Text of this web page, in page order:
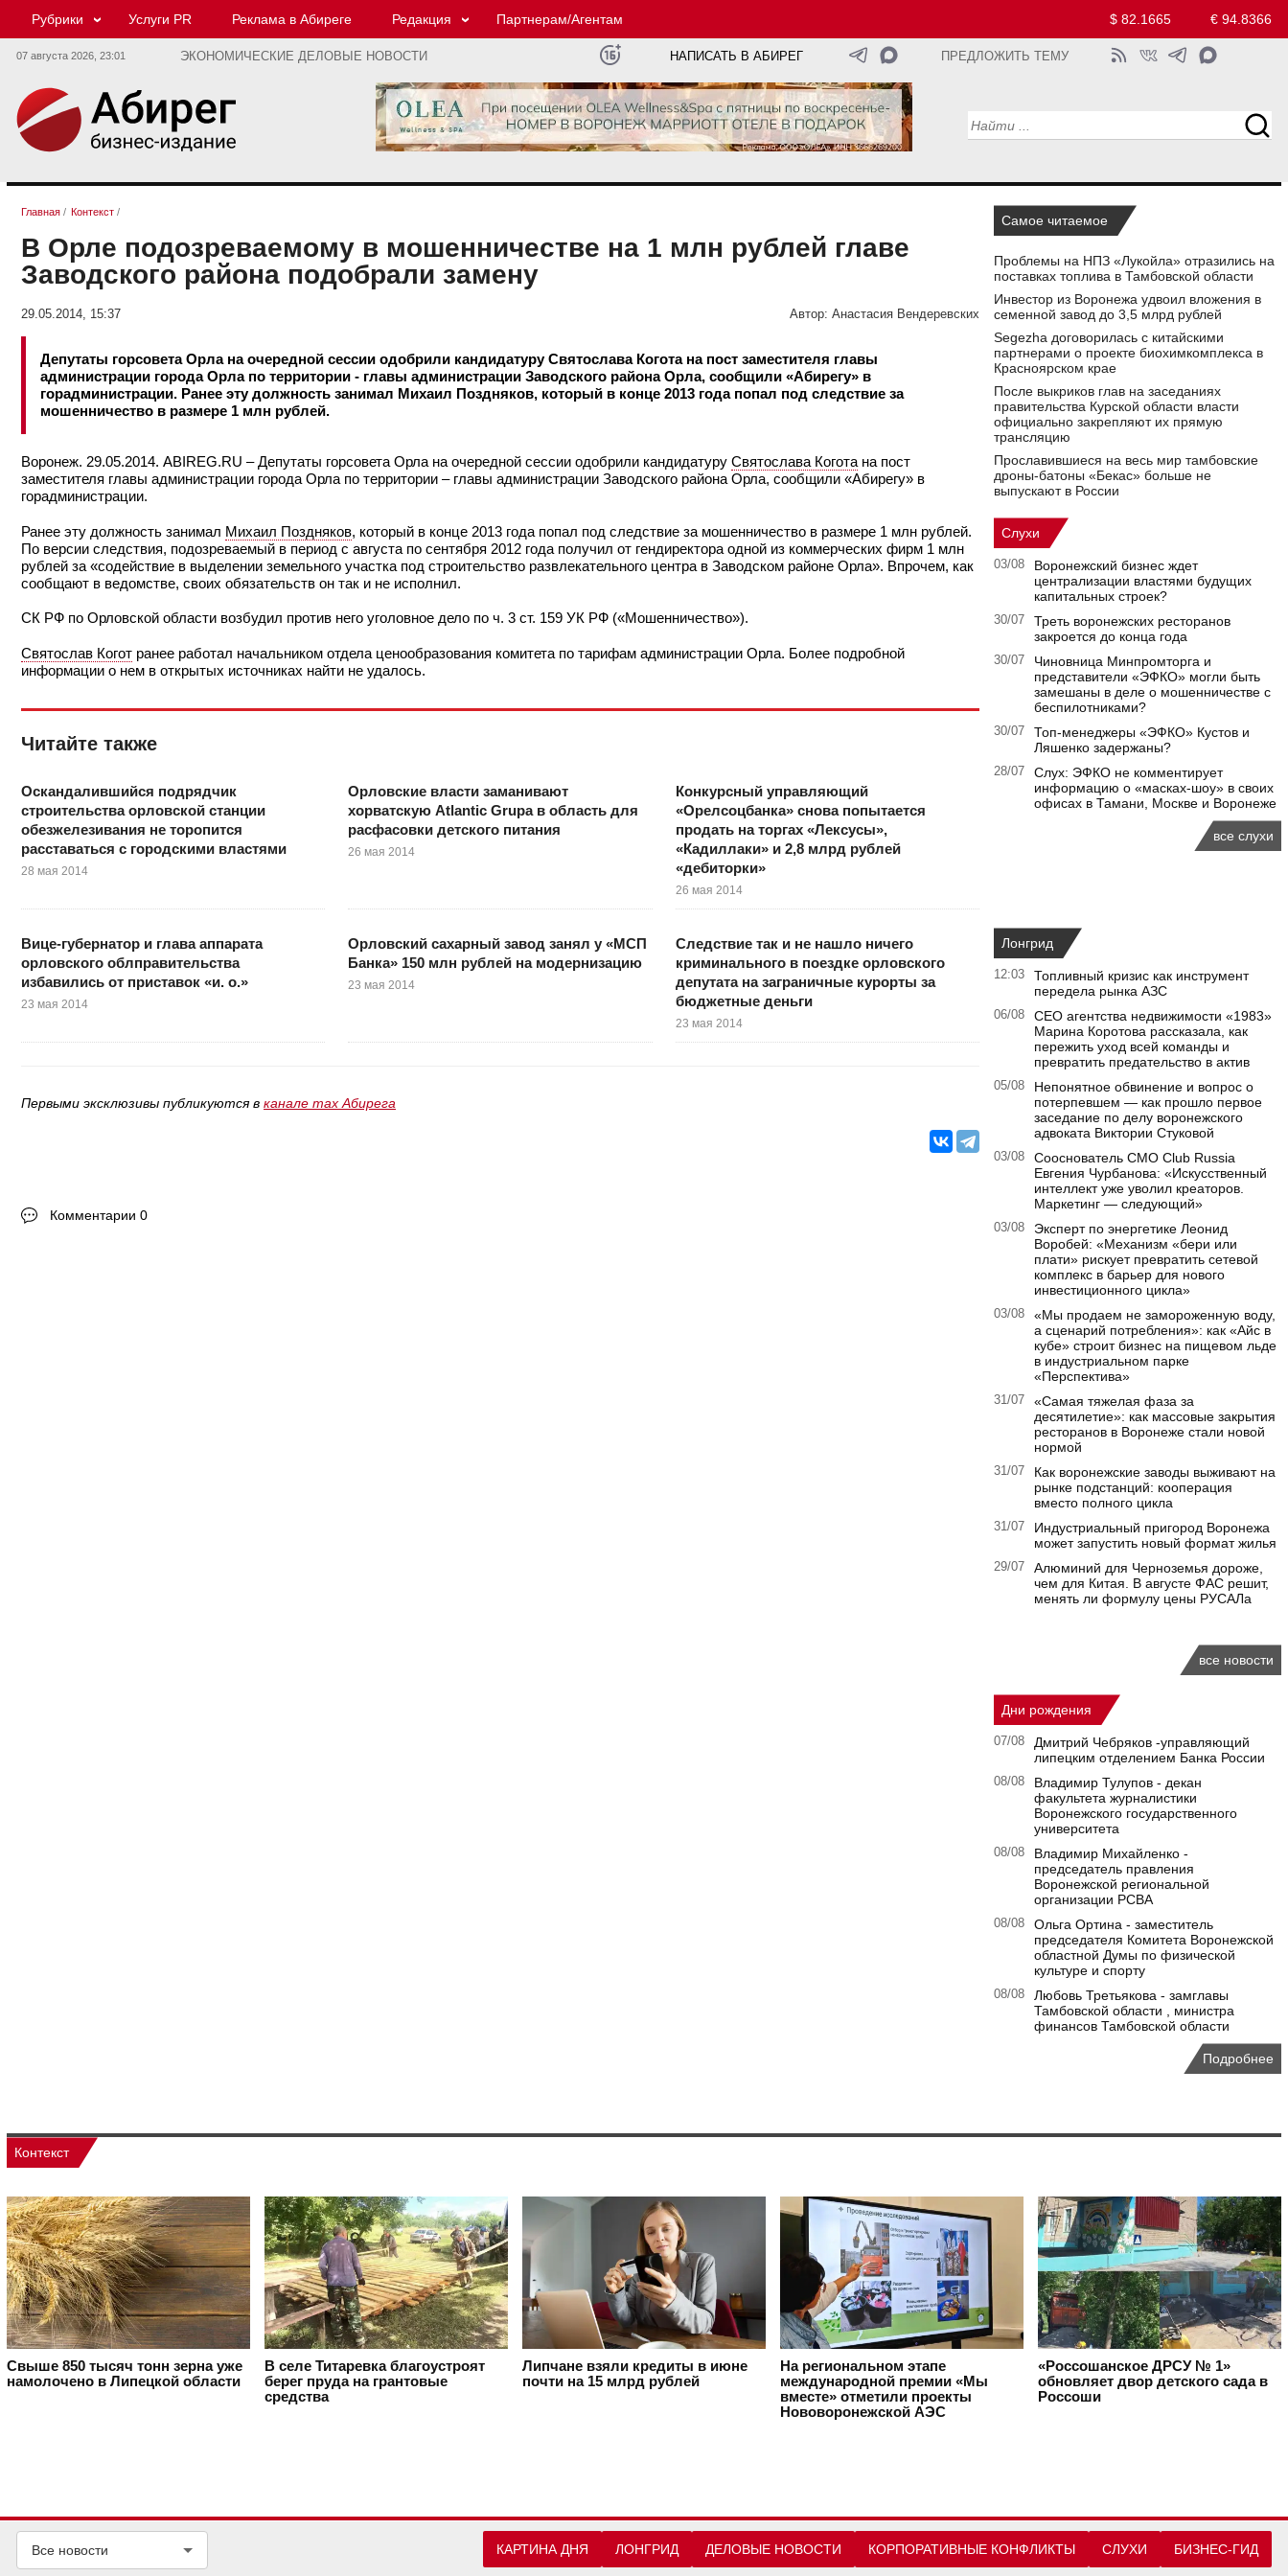
Рубрики Услуги PR Реклама в Абиреге Редакция Партнерам/Агентам $ 82.1665 € 94.8366
07 августа 2026, 23:01 ЭКОНОМИЧЕСКИЕ ДЕЛОВЫЕ НОВОСТИ НАПИСАТЬ В АБИРЕГ ПРЕДЛОЖИТЬ ТЕМУ
Главная / Контекст /
В Орле подозреваемому в мошенничестве на 1 млн рублей главе
Заводского района подобрали замену
29.05.2014, 15:37 Автор: Анастасия Вендеревских
Депутаты горсовета Орла на очередной сессии одобрили кандидатуру Святослава Когота на пост заместителя главы
администрации города Орла по территории - главы администрации Заводского района Орла, сообщили «Абирегу» в
горадминистрации. Ранее эту должность занимал Михаил Поздняков, который в конце 2013 года попал под следствие за
мошенничество в размере 1 млн рублей.
Воронеж. 29.05.2014. ABIREG.RU – Депутаты горсовета Орла на очередной сессии одобрили кандидатуру Святослава Когота на пост
заместителя главы администрации города Орла по территории – главы администрации Заводского района Орла, сообщили «Абирегу» в
горадминистрации.
Ранее эту должность занимал Михаил Поздняков, который в конце 2013 года попал под следствие за мошенничество в размере 1 млн рублей.
По версии следствия, подозреваемый в период с августа по сентября 2012 года получил от гендиректора одной из коммерческих фирм 1 млн
рублей за «содействие в выделении земельного участка под строительство развлекательного центра в Заводском районе Орла». Впрочем, как
сообщают в ведомстве, своих обязательств он так и не исполнил.
СК РФ по Орловской области возбудил против него уголовное дело по ч. 3 ст. 159 УК РФ («Мошенничество»).
Святослав Когот ранее работал начальником отдела ценообразования комитета по тарифам администрации Орла. Более подробной
информации о нем в открытых источниках найти не удалось.
Читайте также
Оскандалившийся подрядчик
строительства орловской станции
обезжелезивания не торопится
расставаться с городскими властями
28 мая 2014
Орловские власти заманивают
хорватскую Atlantic Grupa в область для
расфасовки детского питания
26 мая 2014
Конкурсный управляющий
«Орелсоцбанка» снова попытается
продать на торгах «Лексусы»,
«Кадиллаки» и 2,8 млрд рублей
«дебиторки»
26 мая 2014
Вице-губернатор и глава аппарата
орловского облправительства
избавились от приставок «и. о.»
23 мая 2014
Орловский сахарный завод занял у «МСП
Банка» 150 млн рублей на модернизацию
23 мая 2014
Следствие так и не нашло ничего
криминального в поездке орловского
депутата на заграничные курорты за
бюджетные деньги
23 мая 2014
Первыми эксклюзивы публикуются в канале max Абирега
Комментарии 0
Самое читаемое
Проблемы на НПЗ «Лукойла» отразились на
поставках топлива в Тамбовской области
Инвестор из Воронежа удвоил вложения в
семенной завод до 3,5 млрд рублей
Segezha договорилась с китайскими
партнерами о проекте биохимкомплекса в
Красноярском крае
После выкриков глав на заседаниях
правительства Курской области власти
официально закрепляют их прямую
трансляцию
Прославившиеся на весь мир тамбовские
дроны-батоны «Бекас» больше не
выпускают в России
Слухи
03/08
Воронежский бизнес ждет
централизации властями будущих
капитальных строек?
30/07
Треть воронежских ресторанов
закроется до конца года
30/07
Чиновница Минпромторга и
представители «ЭФКО» могли быть
замешаны в деле о мошенничестве с
беспилотниками?
30/07
Топ-менеджеры «ЭФКО» Кустов и
Ляшенко задержаны?
28/07
Слух: ЭФКО не комментирует
информацию о «масках-шоу» в своих
офисах в Тамани, Москве и Воронеже
все слухи
Лонгрид
12:03
Топливный кризис как инструмент
передела рынка АЗС
06/08
CEO агентства недвижимости «1983»
Марина Коротова рассказала, как
пережить уход всей команды и
превратить предательство в актив
05/08
Непонятное обвинение и вопрос о
потерпевшем — как прошло первое
заседание по делу воронежского
адвоката Виктории Стуковой
03/08
Сооснователь CMO Club Russia
Евгения Чурбанова: «Искусственный
интеллект уже уволил креаторов.
Маркетинг — следующий»
03/08
Эксперт по энергетике Леонид
Воробей: «Механизм «бери или
плати» рискует превратить сетевой
комплекс в барьер для нового
инвестиционного цикла»
03/08
«Мы продаем не замороженную воду,
а сценарий потребления»: как «Айс в
кубе» строит бизнес на пищевом льде
в индустриальном парке
«Перспектива»
31/07
«Самая тяжелая фаза за
десятилетие»: как массовые закрытия
ресторанов в Воронеже стали новой
нормой
31/07
Как воронежские заводы выживают на
рынке подстанций: кооперация
вместо полного цикла
31/07
Индустриальный пригород Воронежа
может запустить новый формат жилья
29/07
Алюминий для Черноземья дороже,
чем для Китая. В августе ФАС решит,
менять ли формулу цены РУСАЛа
все новости
Дни рождения
07/08
Дмитрий Чебряков -управляющий
липецким отделением Банка России
08/08
Владимир Тулупов - декан
факультета журналистики
Воронежского государственного
университета
08/08
Владимир Михайленко -
председатель правления
Воронежской региональной
организации РСВА
08/08
Ольга Ортина - заместитель
председателя Комитета Воронежской
областной Думы по физической
культуре и спорту
08/08
Любовь Третьякова - замглавы
Тамбовской области , министра
финансов Тамбовской области
Подробнее
Контекст
Свыше 850 тысяч тонн зерна уже
намолочено в Липецкой области
В селе Титаревка благоустроят
берег пруда на грантовые
средства
Липчане взяли кредиты в июне
почти на 15 млрд рублей
На региональном этапе
международной премии «Мы
вместе» отметили проекты
Нововоронежской АЭС
«Россошанское ДРСУ № 1»
обновляет двор детского сада в
Россоши
Все новости КАРТИНА ДНЯ ЛОНГРИД ДЕЛОВЫЕ НОВОСТИ КОРПОРАТИВНЫЕ КОНФЛИКТЫ СЛУХИ БИЗНЕС-ГИД